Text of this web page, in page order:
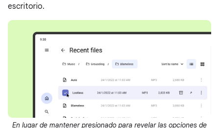
escritorio.
En lugar de mantener presionado para revelar las opciones de